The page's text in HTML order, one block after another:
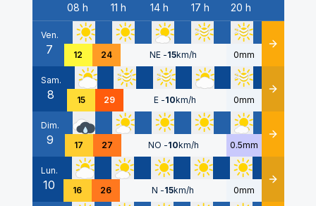
Date
08 h 11 h 14 h 17 h 20 h
Ven.
7 12 24 NE -15km/h 0mm Détails
Sam.
8 15 29 E -10km/h 0mm Détails
Dim.
9 17 27 NO -10km/h 0.5mm Détails
Lun.
10 16 26 N -15km/h 0mm Détails